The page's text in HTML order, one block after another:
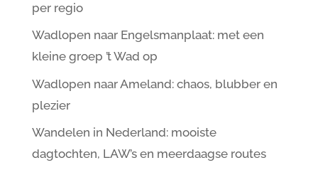
per regio
Wadlopen naar Engelsmanplaat: met een
kleine groep ’t Wad op
Wadlopen naar Ameland: chaos, blubber en
plezier
Wandelen in Nederland: mooiste
dagtochten, LAW’s en meerdaagse routes